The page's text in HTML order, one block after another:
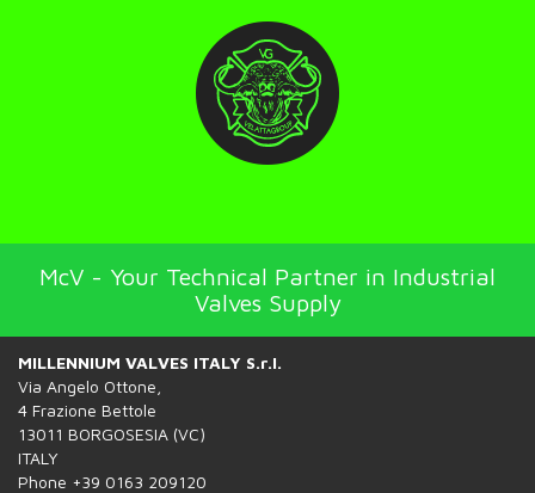
McV - Your Technical Partner in Industrial
Valves Supply
MILLENNIUM VALVES ITALY S.r.l.
Via Angelo Ottone,
4 Frazione Bettole
13011 BORGOSESIA (VC)
ITALY
Phone +39 0163 209120